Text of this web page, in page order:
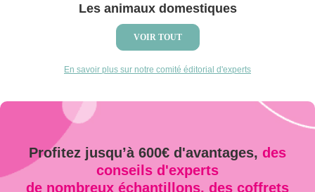
Les animaux domestiques
VOIR TOUT
En savoir plus sur notre comité éditorial d'experts
Profitez jusqu’à 600€ d'avantages, des
conseils d'experts
de nombreux échantillons, des coffrets